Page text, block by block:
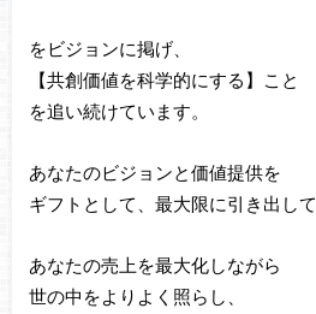
をビジョンに掲げ、
【共創価値を科学的にする】こと
を追い続けています。
あなたのビジョンと価値提供を
ギフトとして、最大限に引き出して
あなたの売上を最大化しながら
世の中をよりよく照らし、